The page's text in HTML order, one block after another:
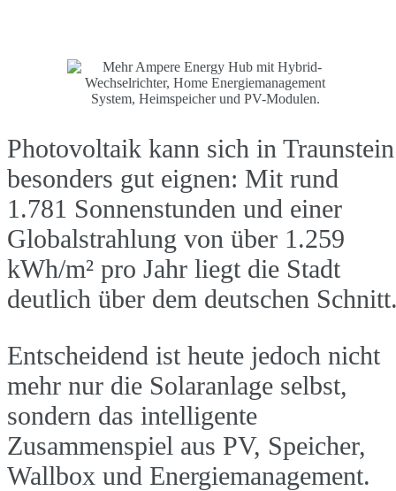
Photovoltaik kann sich in Traunstein
besonders gut eignen: Mit rund
1.781 Sonnenstunden und einer
Globalstrahlung von über 1.259
kWh/m² pro Jahr liegt die Stadt
deutlich über dem deutschen
Entscheidend ist heute jedoch nicht
mehr nur die Solaranlage selbst,
sondern das intelligente
Zusammenspiel aus PV, Speicher,
Wallbox und Energiemanagement.